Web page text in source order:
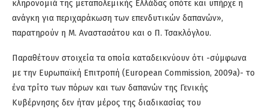
κληρονομιά της μεταπολεμικής Ελλάδας οπότε και υπήρχε η
ανάγκη για περιχαράκωση των επενδυτικών δαπανών»,
παρατηρούν η Μ. Αναστασάτου και ο Π. Τσακλόγλου.
Παραθέτουν στοιχεία τα οποία καταδεικνύουν ότι -σύμφωνα
με την Ευρωπαϊκή Επιτροπή (European Commission, 2009a)- το
ένα τρίτο των πόρων και των δαπανών της Γενικής
Κυβέρνησης δεν ήταν μέρος της διαδικασίας του